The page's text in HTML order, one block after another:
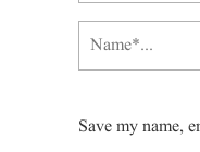
Save my name,